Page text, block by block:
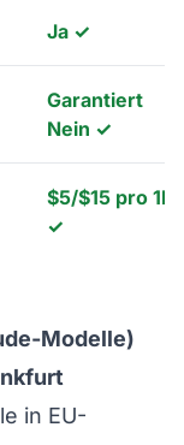
Ja ✓
Garantiert
Nein ✓
$5/$15 pro 1M
✓
Modelle)
in EU-